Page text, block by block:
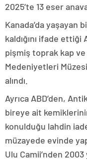
2025’te 13 eser
Kanada’da yaşayan
kaldığını ifade
pişmiş toprak kap
Medeniyetleri
alındı.
Ayrıca ABD’den,
bireye ait
konulduğu lahdin
müzayede evinde
Ulu Camii’nden 2003